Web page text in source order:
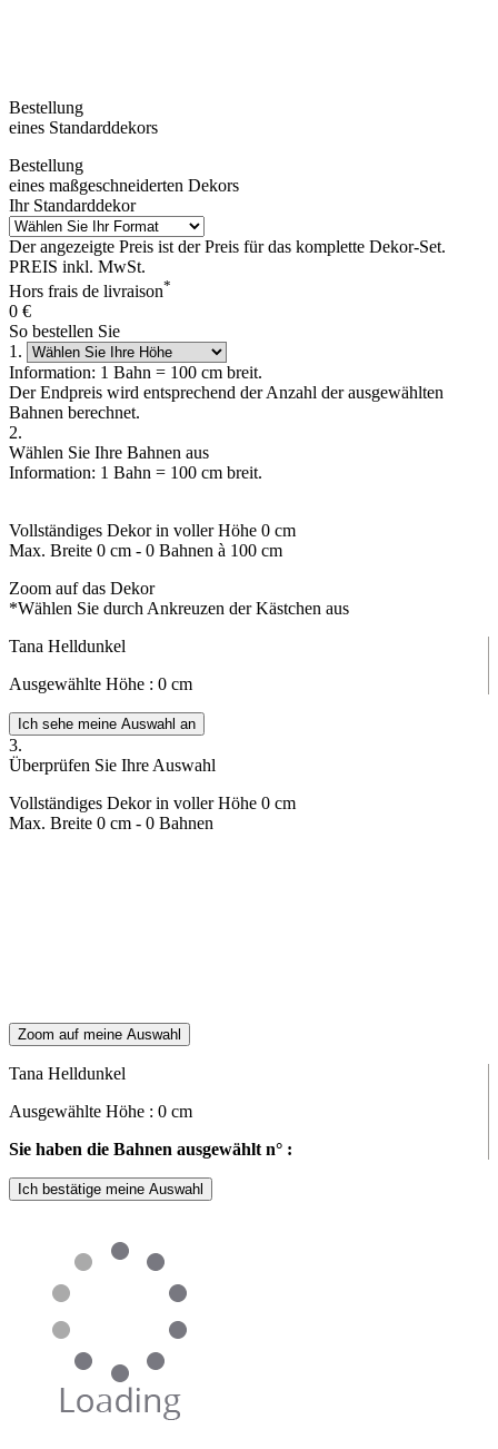
Bestellung
eines Standarddekors
Bestellung
eines maßgeschneiderten Dekors
Ihr Standarddekor
Der angezeigte Preis ist der Preis für das komplette Dekor-Set.
PREIS inkl. MwSt.
Hors frais de livraison*
0 €
So bestellen Sie
1.
Information: 1 Bahn = 100 cm breit.
Der Endpreis wird entsprechend der Anzahl der ausgewählten
Bahnen berechnet.
2.
Wählen Sie Ihre Bahnen aus
Information: 1 Bahn = 100 cm breit.
Vollständiges Dekor in voller Höhe 0 cm
Max. Breite 0 cm - 0 Bahnen à 100 cm
Zoom auf das Dekor
*Wählen Sie durch Ankreuzen der Kästchen aus
Tana Helldunkel
Ausgewählte Höhe : 0 cm
Ich sehe meine Auswahl an
3.
Überprüfen Sie Ihre Auswahl
Vollständiges Dekor in voller Höhe 0 cm
Max. Breite 0 cm - 0 Bahnen
Zoom auf meine Auswahl
Tana Helldunkel
Ausgewählte Höhe : 0 cm
Sie haben die Bahnen ausgewählt n° :
Ich bestätige meine Auswahl